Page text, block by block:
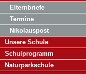
Elternbriefe
Termine
Nikolauspost
Unsere Schule
Schulprogramm
Naturparkschule